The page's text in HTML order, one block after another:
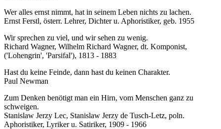
Wer alles ernst nimmt, hat in seinem Leben nichts zu lachen.
Ernst Ferstl, österr. Lehrer, Dichter u. Aphoristiker, geb. 1955
Wir sprechen zu viel, und wir sehen zu wenig.
Richard Wagner, Wilhelm Richard Wagner, dt. Komponist,
('Lohengrin', 'Parsifal'), 1813 - 1883
Hast du keine Feinde, dann hast du keinen Charakter.
Paul Newman
Zum Denken benötigt man ein Hirn, vom Menschen ganz zu
schweigen.
Stanislaw Jerzy Lec, Stanislaw Jerzy de Tusch-Letz, poln.
Aphoristiker, Lyriker u. Satiriker, 1909 - 1966